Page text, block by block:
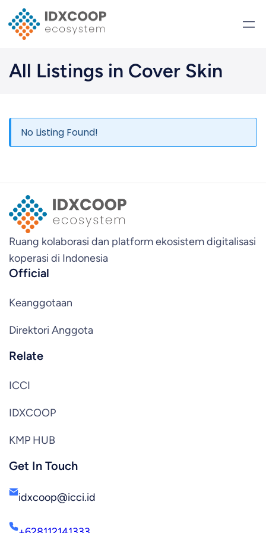
to
content
All Listings in Cover Skin
No Listing Found!
Ruang kolaborasi dan platform ekosistem digitalisasi
koperasi di Indonesia
Official
Keanggotaan
Direktori Anggota
Relate
ICCI
IDXCOOP
KMP HUB
Get In Touch
idxcoop@icci.id